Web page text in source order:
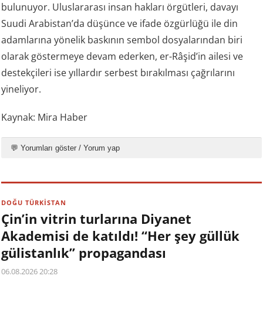
bulunuyor. Uluslararası insan hakları örgütleri, davayı
Suudi Arabistan’da düşünce ve ifade özgürlüğü ile din
adamlarına yönelik baskının sembol dosyalarından biri
olarak göstermeye devam ederken, er-Râşid’in ailesi ve
destekçileri ise yıllardır serbest bırakılması çağrılarını
yineliyor.
Kaynak: Mira Haber
💬 Yorumları göster / Yorum yap
DOĞU TÜRKİSTAN
Çin’in vitrin turlarına Diyanet
Akademisi de katıldı! “Her şey güllük
gülistanlık” propagandası
06.08.2026 20:28